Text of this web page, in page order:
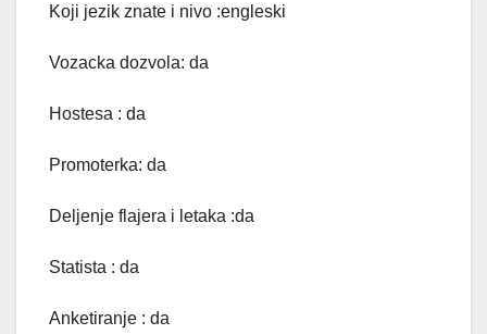
Koji jezik znate i nivo :engleski
Vozacka dozvola: da
Hostesa : da
Promoterka: da
Deljenje flajera i letaka :da
Statista : da
Anketiranje : da